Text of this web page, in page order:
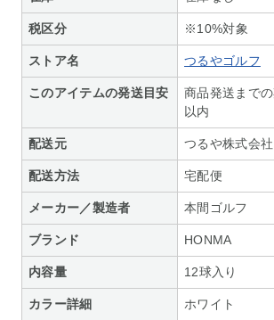
税区分 ※10%対象
ストア名 つるやゴルフ
このアイテムの発送目安
商品発送まで
以内
配送元 つるや株式会社
配送方法 宅配便
メーカー／製造者 本間ゴルフ
ブランド HONMA
内容量 12球入り
カラー詳細 ホワイト